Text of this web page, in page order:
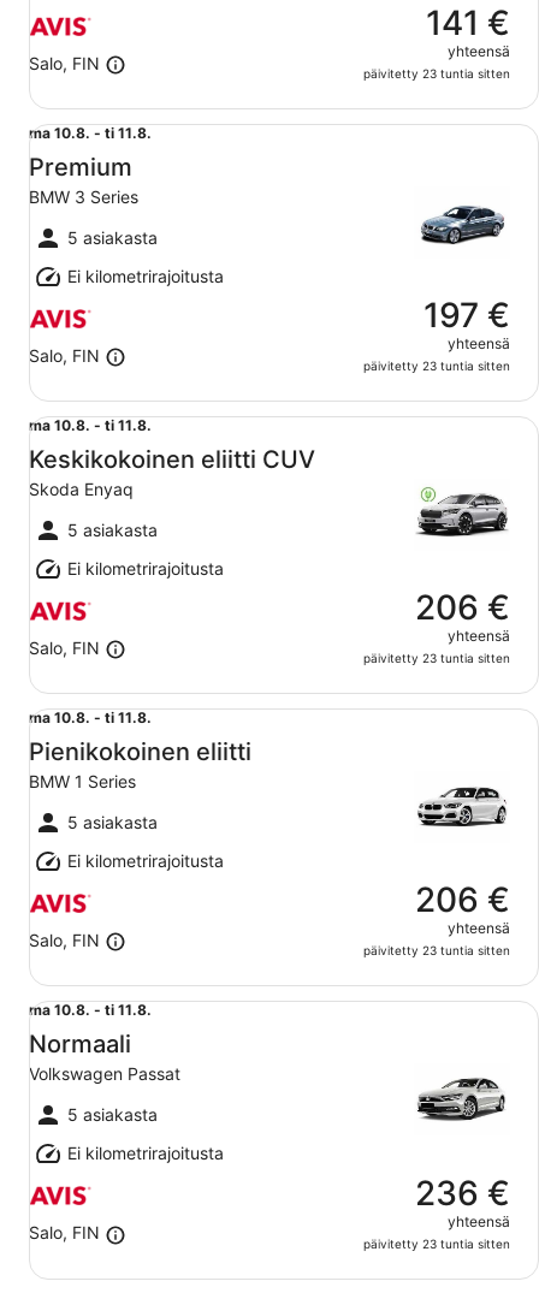
Salo, FIN
141 €
yhteensä
päivitetty 23 tuntia sitten
ma
10.8.
viiva
ti
11.8.
ma 10.8. - ti 11.8.
Premium
BMW 3 Series
5 asiakasta
Ei kilometrirajoitusta
Salo, FIN
197 €
yhteensä
päivitetty 23 tuntia sitten
Premium BMW 3 Series
ma
10.8.
viiva
ti
11.8.
ma 10.8. - ti 11.8.
Keskikokoinen eliitti CUV
Skoda Enyaq
5 asiakasta
Ei kilometrirajoitusta
Salo, FIN
206 €
yhteensä
päivitetty 23 tuntia sitten
Keskikokoinen eliitti CUV Skoda Enyaq
ma
10.8.
viiva
ti
11.8.
ma 10.8. - ti 11.8.
Pienikokoinen eliitti
BMW 1 Series
5 asiakasta
Ei kilometrirajoitusta
Salo, FIN
206 €
yhteensä
päivitetty 23 tuntia sitten
Pienikokoinen eliitti BMW 1 Series
ma
10.8.
viiva
ti
11.8.
ma 10.8. - ti 11.8.
Normaali
Volkswagen Passat
5 asiakasta
Ei kilometrirajoitusta
Salo, FIN
236 €
yhteensä
päivitetty 23 tuntia sitten
Normaali Volkswagen Passat